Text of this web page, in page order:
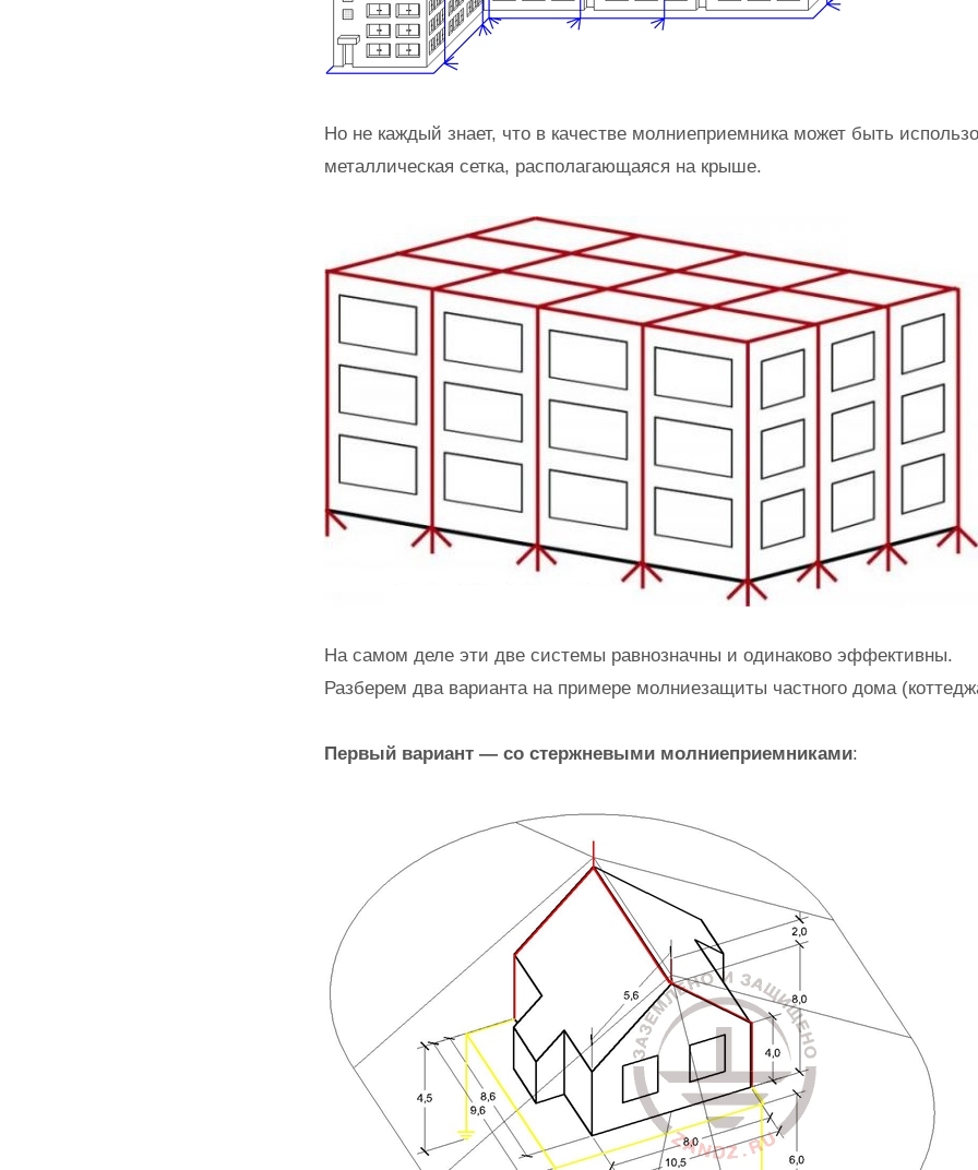
Но не каждый знает, что в качестве молниеприемника может быть
металлическая сетка, располагающаяся на крыше.
На самом деле эти две системы равнозначны и одинаково эффективны.
Разберем два варианта на примере молниезащиты частного дома
Первый вариант — со стержневыми молниеприемниками: